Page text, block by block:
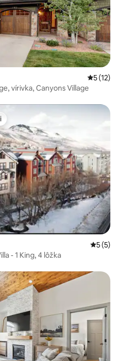
5 (12)
vírivka, Canyons Village
5 (5)
- 1 King, 4 lôžka